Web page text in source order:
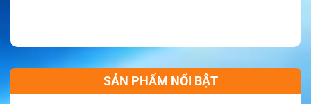
SẢN PHẨM NỔI BẬT